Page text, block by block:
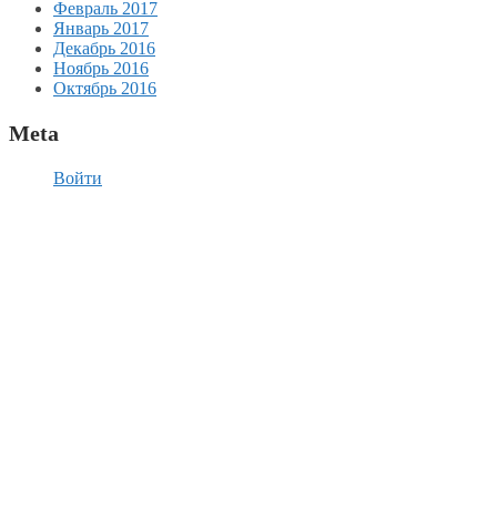
Февраль 2017
Январь 2017
Декабрь 2016
Ноябрь 2016
Октябрь 2016
Meta
Войти